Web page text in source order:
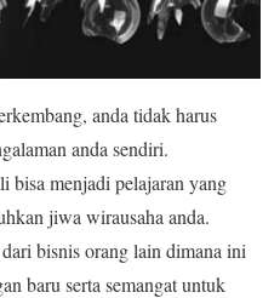
anda tidak harus
anda sendiri.
bisa menjadi pelajaran yang
jiwa wirausaha anda.
bisnis orang lain dimana ini
baru serta semangat untuk